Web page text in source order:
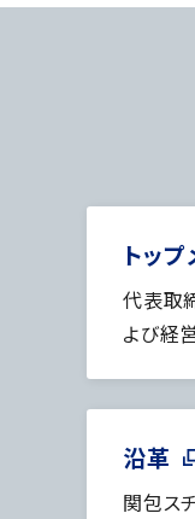
トッ
代表取
よび経
沿革
関包ス